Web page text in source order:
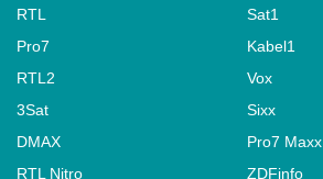
RTL
Sat1
Pro7
Kabel1
RTL2
Vox
3Sat
Sixx
DMAX
Pro7 Maxx
RTL Nitro
ZDFinfo